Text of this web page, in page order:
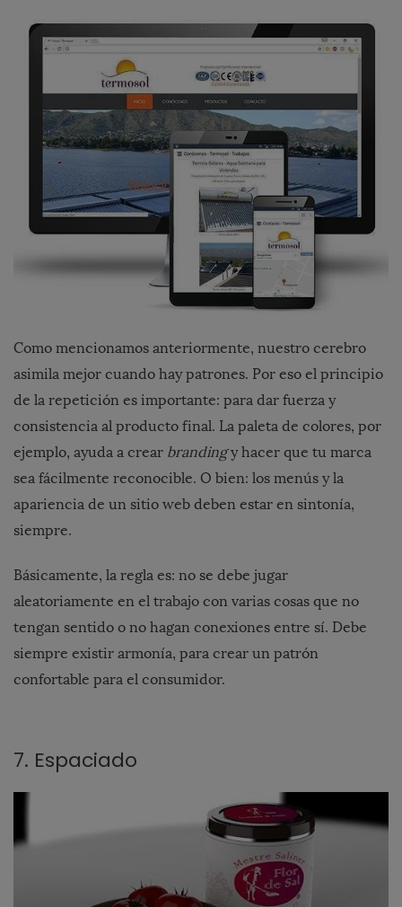
Como mencionamos anteriormente, nuestro cerebro
asimila mejor cuando hay patrones. Por eso el principio
de la repetición es importante: para dar fuerza y ​​
consistencia al producto final. La paleta de colores, por
ejemplo, ayuda a crear brandingy hacer que tu marca
sea fácilmente reconocible. O bien: los menús y la
apariencia de un sitio web deben estar en sintonía,
siempre.
Básicamente, la regla es: no se debe jugar
aleatoriamente en el trabajo con varias cosas que no
tengan sentido o no hagan conexiones entre sí. Debe
siempre existir armonía, para crear un patrón
confortable para el consumidor.
7. Espaciado